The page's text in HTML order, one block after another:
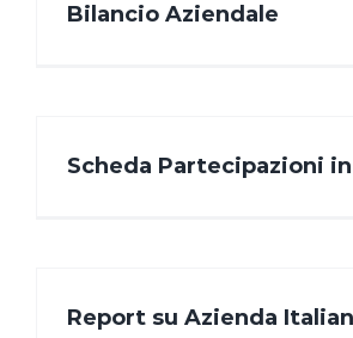
Bilancio Aziendale
Scheda Partecipazioni
Report su Azienda